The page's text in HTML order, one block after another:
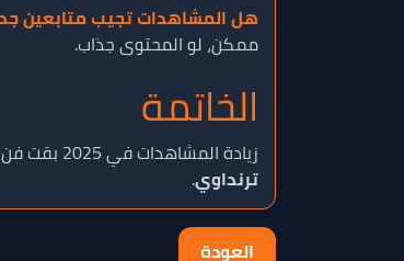
هل المشاهدات تجيب متابعين
ممكن، لو المحتوى جذاب.
الخاتمة
زيادة المشاهدات في 2025 بقت فن واستراتيجية. لو عايز توصل بسرعة وتبني مصداقية، لازم توازن بين الطرق الطبيعية والخدمات المدفوعة من منصات موثوقة زي
ترنداوي.
العودة